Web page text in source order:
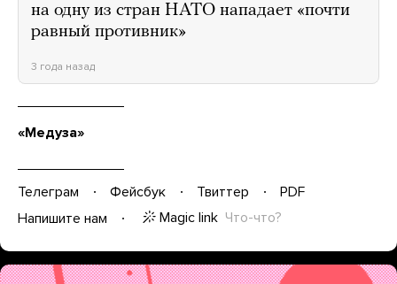
на одну из стран НАТО нападает «почти
равный противник»
3 года назад
«Медуза»
Телеграм Фейсбук Твиттер
PDF
Напишите нам
Magic link Что-что?